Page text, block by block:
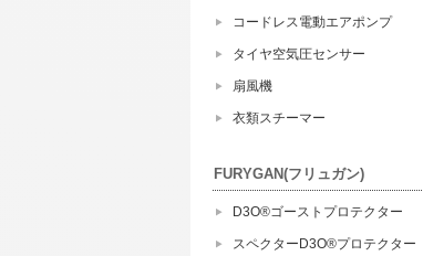
コードレス電動エアポンプ
タイヤ空気圧センサー
扇風機
衣類スチーマー
FURYGAN(フリュガン)
D3O®ゴーストプロテクター
スペクターD3O®プロテクター